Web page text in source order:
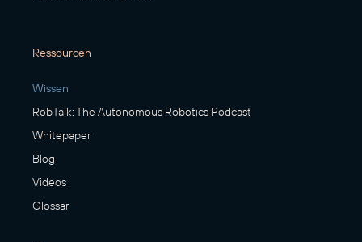
Ressourcen
Wissen
RobTalk: The Autonomous Robotics Podcast
Whitepaper
Blog
Videos
Glossar